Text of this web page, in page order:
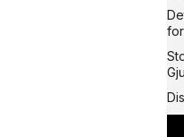
– passar perfekt i ett
lådor, tål